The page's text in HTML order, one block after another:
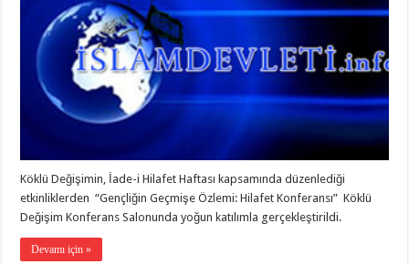
Köklü Değişimin, İade-i Hilafet Haftası kapsamında düzenlediği
etkinliklerden “Gençliğin Geçmişe Özlemi: Hilafet Konferansı” Köklü
Değişim Konferans Salonunda yoğun katılımla gerçekleştirildi.
Devamı için »